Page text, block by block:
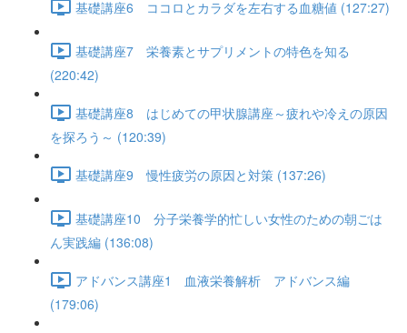
基礎講座6 ココロとカラダを左右する血糖値 (127:27)
基礎講座7 栄養素とサプリメントの特色を知る
(220:42)
基礎講座8 はじめての甲状腺講座～疲れや冷えの原因
を探ろう～ (120:39)
基礎講座9 慢性疲労の原因と対策 (137:26)
基礎講座10 分子栄養学的忙しい女性のための朝ごは
ん実践編 (136:08)
アドバンス講座1 血液栄養解析 アドバンス編
(179:06)